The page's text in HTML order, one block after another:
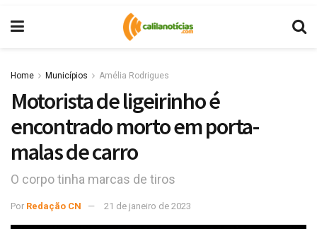
Home Municípios Amélia Rodrigues
Motorista de ligeirinho é
encontrado morto em porta-
malas de carro
O corpo tinha marcas de tiros
Por Redação CN 21 de janeiro de 2023